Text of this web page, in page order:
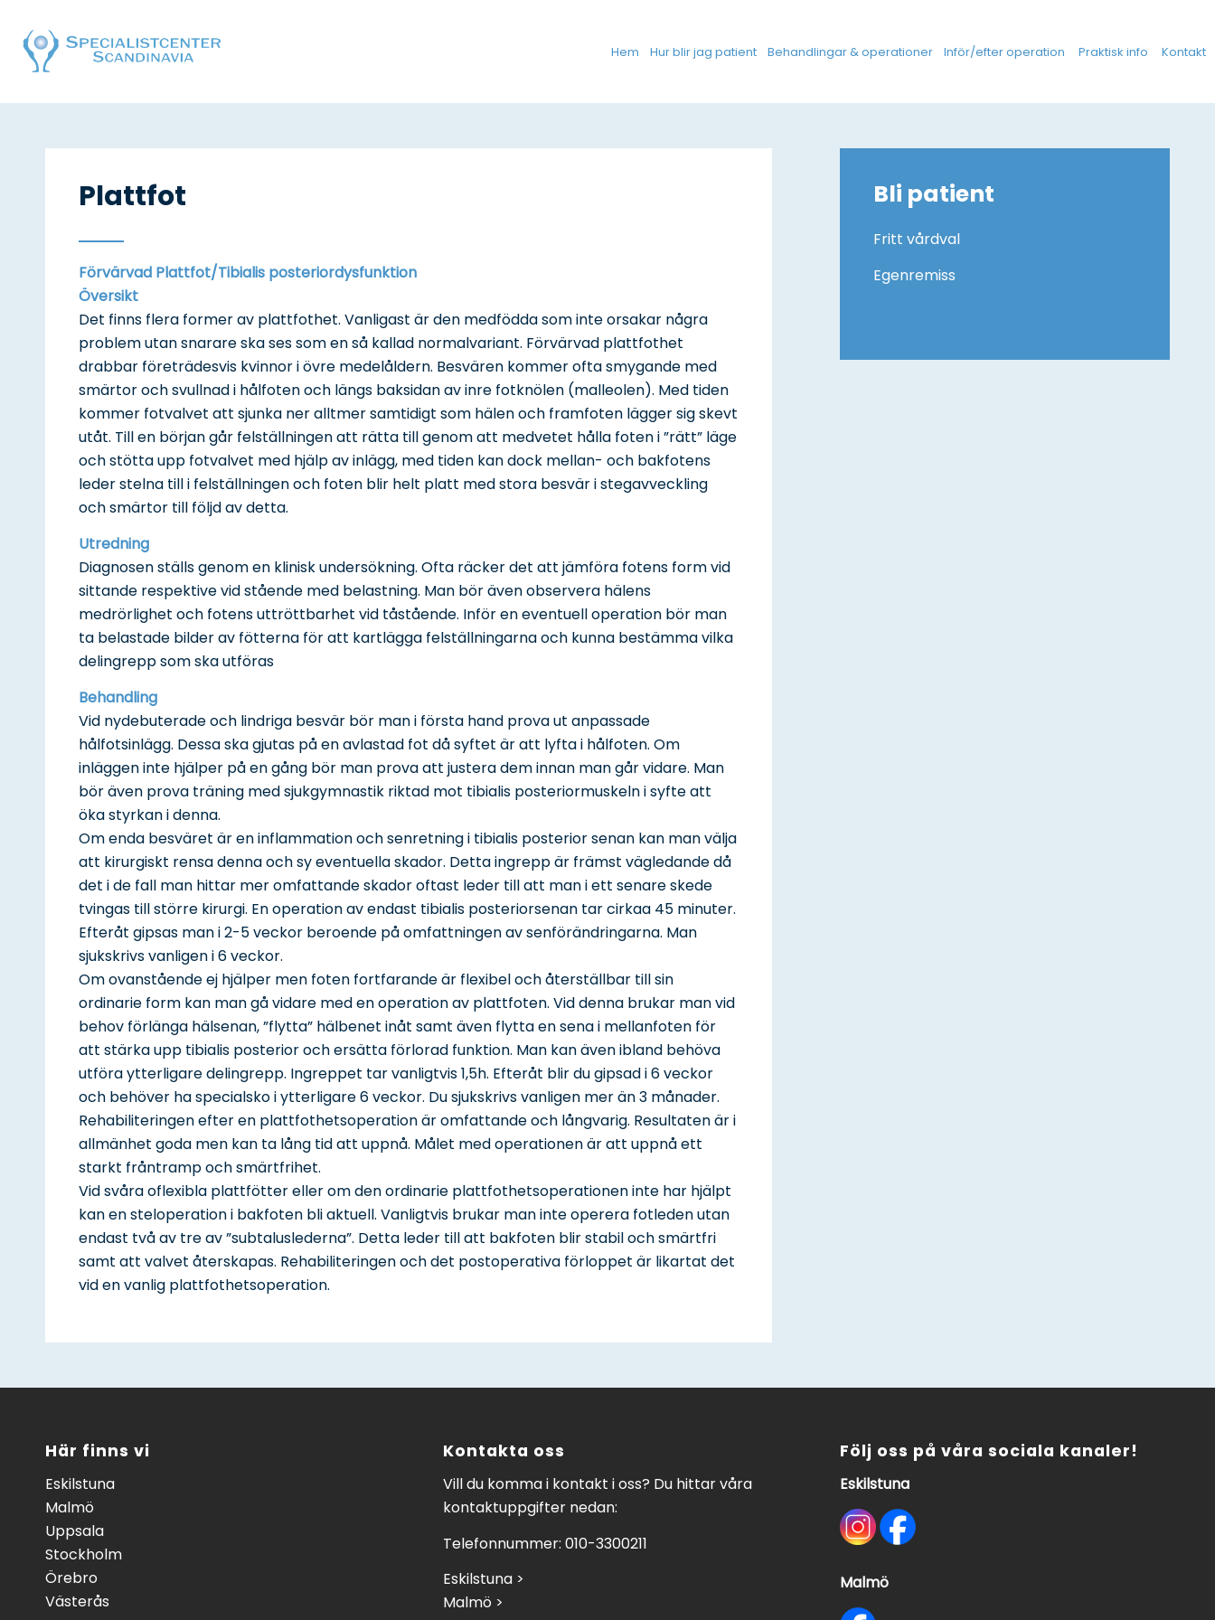
Hem Hur blir jag patient Behandlingar & operationer Inför/efter operation Praktisk info Kontakt
Plattfot
Förvärvad Plattfot/Tibialis posteriordysfunktion
Översikt
Det finns flera former av plattfothet. Vanligast är den medfödda som inte orsakar några
problem utan snarare ska ses som en så kallad normalvariant. Förvärvad plattfothet
drabbar företrädesvis kvinnor i övre medelåldern. Besvären kommer ofta smygande med
smärtor och svullnad i hålfoten och längs baksidan av inre fotknölen (malleolen). Med tiden
kommer fotvalvet att sjunka ner alltmer samtidigt som hälen och framfoten lägger sig skevt
utåt. Till en början går felställningen att rätta till genom att medvetet hålla foten i ”rätt” läge
och stötta upp fotvalvet med hjälp av inlägg, med tiden kan dock mellan- och bakfotens
leder stelna till i felställningen och foten blir helt platt med stora besvär i stegavveckling
och smärtor till följd av detta.
Utredning
Diagnosen ställs genom en klinisk undersökning. Ofta räcker det att jämföra fotens form vid
sittande respektive vid stående med belastning. Man bör även observera hälens
medrörlighet och fotens uttröttbarhet vid tåstående. Inför en eventuell operation bör man
ta belastade bilder av fötterna för att kartlägga felställningarna och kunna bestämma vilka
delingrepp som ska utföras
Behandling
Vid nydebuterade och lindriga besvär bör man i första hand prova ut anpassade
hålfotsinlägg. Dessa ska gjutas på en avlastad fot då syftet är att lyfta i hålfoten. Om
inläggen inte hjälper på en gång bör man prova att justera dem innan man går vidare. Man
bör även prova träning med sjukgymnastik riktad mot tibialis posteriormuskeln i syfte att
öka styrkan i denna.
Om enda besväret är en inflammation och senretning i tibialis posterior senan kan man välja
att kirurgiskt rensa denna och sy eventuella skador. Detta ingrepp är främst vägledande då
det i de fall man hittar mer omfattande skador oftast leder till att man i ett senare skede
tvingas till större kirurgi. En operation av endast tibialis posteriorsenan tar cirkaa 45 minuter.
Efteråt gipsas man i 2-5 veckor beroende på omfattningen av senförändringarna. Man
sjukskrivs vanligen i 6 veckor.
Om ovanstående ej hjälper men foten fortfarande är flexibel och återställbar till sin
ordinarie form kan man gå vidare med en operation av plattfoten. Vid denna brukar man vid
behov förlänga hälsenan, ”flytta” hälbenet inåt samt även flytta en sena i mellanfoten för
att stärka upp tibialis posterior och ersätta förlorad funktion. Man kan även ibland behöva
utföra ytterligare delingrepp. Ingreppet tar vanligtvis 1,5h. Efteråt blir du gipsad i 6 veckor
och behöver ha specialsko i ytterligare 6 veckor. Du sjukskrivs vanligen mer än 3 månader.
Rehabiliteringen efter en plattfothetsoperation är omfattande och långvarig. Resultaten är i
allmänhet goda men kan ta lång tid att uppnå. Målet med operationen är att uppnå ett
starkt fråntramp och smärtfrihet.
Vid svåra oflexibla plattfötter eller om den ordinarie plattfothetsoperationen inte har hjälpt
kan en steloperation i bakfoten bli aktuell. Vanligtvis brukar man inte operera fotleden utan
endast två av tre av ”subtaluslederna”. Detta leder till att bakfoten blir stabil och smärtfri
samt att valvet återskapas. Rehabiliteringen och det postoperativa förloppet är likartat det
vid en vanlig plattfothetsoperation.
Bli patient
Fritt vårdval
Egenremiss
Här finns vi
Eskilstuna
Malmö
Uppsala
Stockholm
Örebro
Västerås
Kontakta oss
Vill du komma i kontakt i oss? Du hittar våra
kontaktuppgifter nedan:
Telefonnummer: 010-3300211
Eskilstuna >
Malmö >
Följ oss på våra sociala kanaler!
Eskilstuna
Malmö